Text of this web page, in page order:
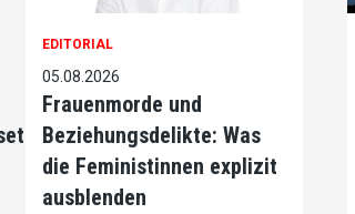
EDITORIAL
05.08.2026
Frauenmorde und
Beziehungsdelikte: Was
die Feministinnen explizit
ausblenden